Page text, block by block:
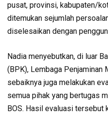
pusat, provinsi, kabupaten/
ditemukan sejumlah
diselesaikan dengan
Nadia menyebutkan, di luar
(BPK), Lembaga Penjaminan
sebaiknya juga melakukan
semua pihak yang bertugas
BOS. Hasil evaluasi tersebut